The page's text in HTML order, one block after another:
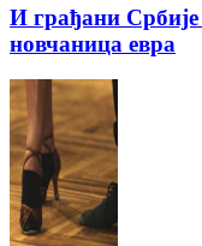
И грађани Србије
новчаница евра